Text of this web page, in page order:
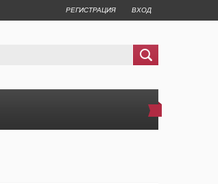
РЕГИСТРАЦИЯ ВХОД